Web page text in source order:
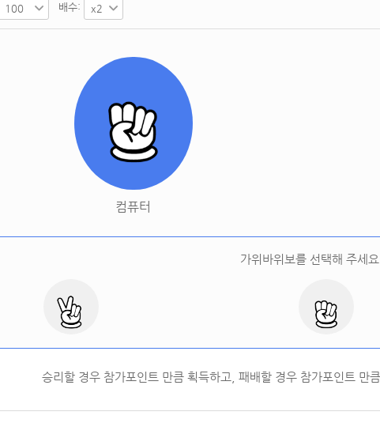
배수:
컴퓨터
가위바위보를 선택해 주세
승리할 경우 참가포인트 만큼 획득하고, 패배할 경우 참가포인트 만